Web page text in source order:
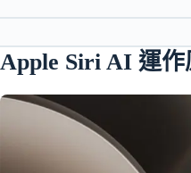
Apple Siri AI 運作